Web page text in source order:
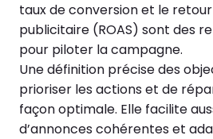
taux de conversion et le
publicitaire (ROAS) sont des
pour piloter la campagne.
Une définition précise des
prioriser les actions et de
façon optimale. Elle facilite
d’annonces cohérentes et